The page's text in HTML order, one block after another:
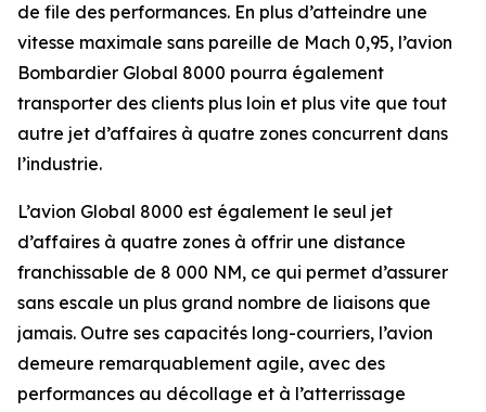
de file des performances. En plus d’atteindre une
vitesse maximale sans pareille de Mach 0,95, l’avion
Bombardier Global 8000 pourra également
transporter des clients plus loin et plus vite que tout
autre jet d’affaires à quatre zones concurrent dans
l’industrie.
L’avion Global 8000 est également le seul jet
d’affaires à quatre zones à offrir une distance
franchissable de 8 000 NM, ce qui permet d’assurer
sans escale un plus grand nombre de liaisons que
jamais. Outre ses capacités long-courriers, l’avion
demeure remarquablement agile, avec des
performances au décollage et à l’atterrissage